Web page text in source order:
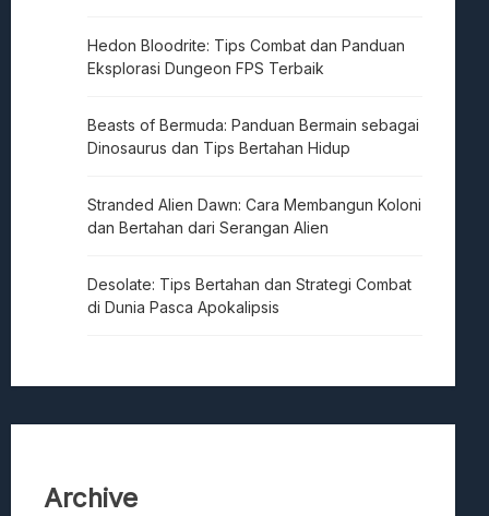
Hedon Bloodrite: Tips Combat dan Panduan
Eksplorasi Dungeon FPS Terbaik
Beasts of Bermuda: Panduan Bermain sebagai
Dinosaurus dan Tips Bertahan Hidup
Stranded Alien Dawn: Cara Membangun Koloni
dan Bertahan dari Serangan Alien
Desolate: Tips Bertahan dan Strategi Combat
di Dunia Pasca Apokalipsis
Archive